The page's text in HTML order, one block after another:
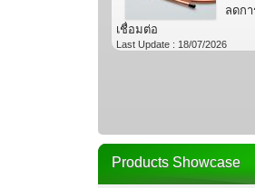
ลดก
เชื่อมต่อ
Last Update : 18/07/2026
Products Showcase